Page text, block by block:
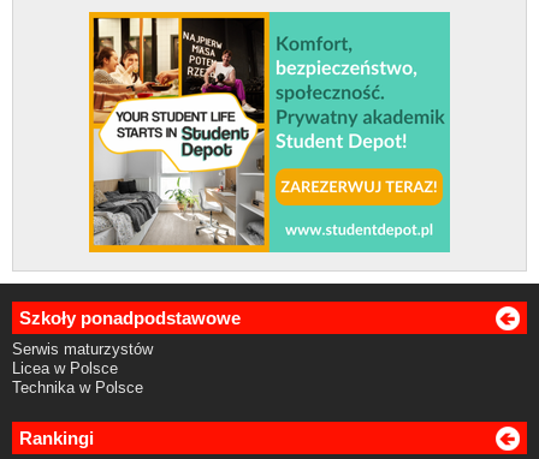
Szkoły ponadpodstawowe
Serwis maturzystów
Licea w Polsce
Technika w Polsce
Rankingi